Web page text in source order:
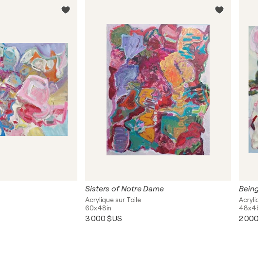
Sisters of Notre Dame
Acrylique sur Toile
60x48in
3 000 $US
Being
48x48in
2 000